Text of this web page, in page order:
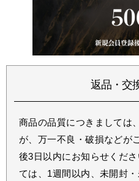
返品・交
商品の品質につきましては
が、万一不良・破損などが
後3日以内にお知らせくだ
ては、1週間以内、未開封・